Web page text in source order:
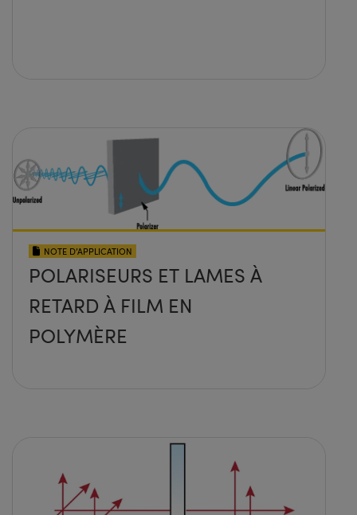
NOTE D’APPLICATION
POLARISEURS ET LAMES À
RETARD À FILM EN
POLYMÈRE